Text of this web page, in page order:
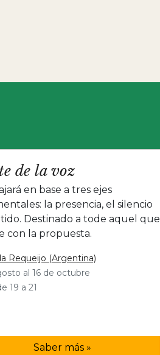
de la voz
en base a tres ejes
la presencia, el silencio
Destinado a tode aquel que
con la propuesta.
Requeijo (Argentina)
al 16 de octubre
19 a 21
Saber más »